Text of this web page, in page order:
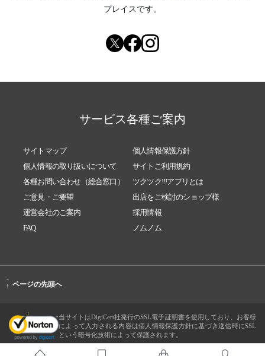
プレイスです。
サービス各種ご案内
サイトマップ
個人情報保護方針
個人情報の取り扱いについて
サイトご利用規約
各種お問い合わせ（総合窓口）
ツクツク!!!アプリとは
ご意見・ご要望
出店をご検討のショップ様
運営会社のご案内
採用情報
FAQ
ノムノム
-
↑ ページの先頭へ
当サイトはDigiCert社発行のSSL電子証明書を使用しており、お客様
によって入力される内容は個人情報保護方針に基づき送信時にSSL
という暗号化技術によって保護されます。